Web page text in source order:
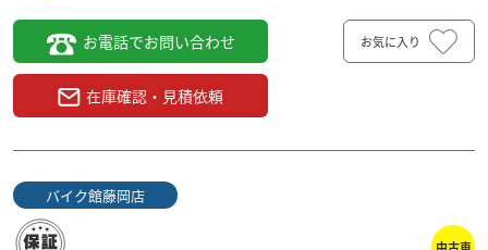
お電話でお問い合わせ
在庫確認・見積依頼
お気に入り
バイク館藤岡店
中古車